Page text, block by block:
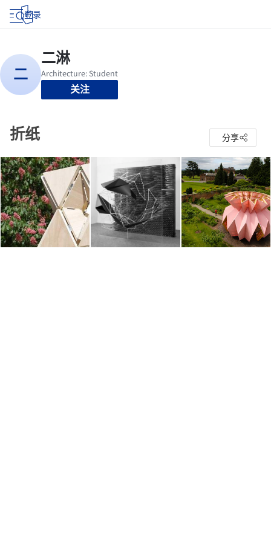
登录
关注
折纸 分享